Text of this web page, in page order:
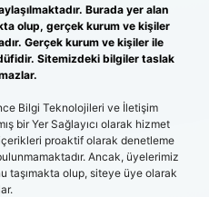
Burada yer alan
olup, gerçek kurum ve kişiler
Gerçek kurum ve kişiler ile
Sitemizdeki bilgiler taslak
Bilgi Teknolojileri ve İletişim
bir Yer Sağlayıcı olarak hizmet
proaktif olarak denetleme
Ancak, üyelerimiz
taşımakta olup, siteye üye olarak